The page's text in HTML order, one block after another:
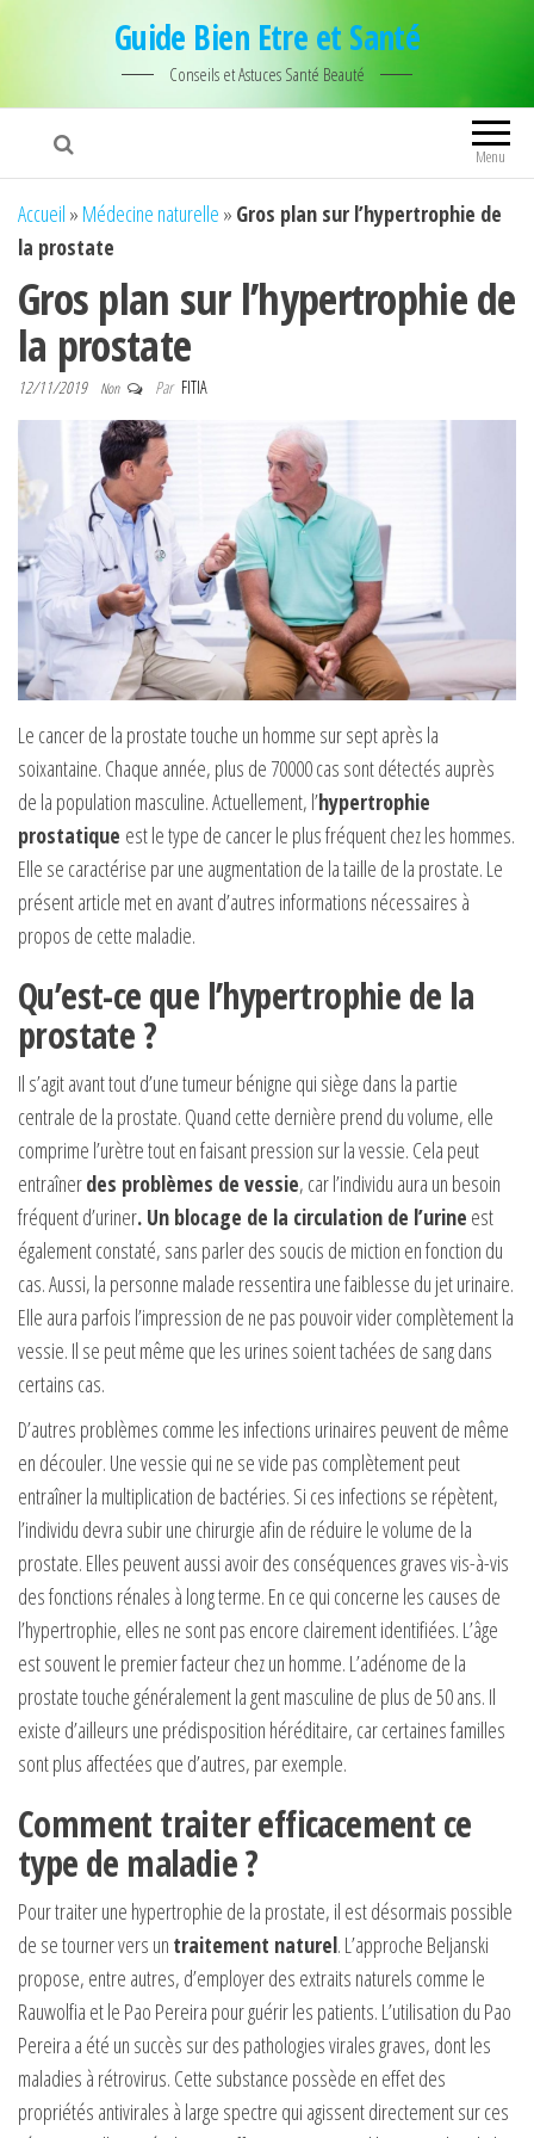
Guide Bien Etre et Santé
Conseils et Astuces Santé Beauté
Menu
Accueil » Médecine naturelle » Gros plan sur l’hypertrophie de
la prostate
Gros plan sur l’hypertrophie de
la prostate
12/11/2019 Non Par FITIA
Le cancer de la prostate touche un homme sur sept après la
soixantaine. Chaque année, plus de 70000 cas sont détectés auprès
de la population masculine. Actuellement, l’hypertrophie
prostatique est le type de cancer le plus fréquent chez les hommes.
Elle se caractérise par une augmentation de la taille de la prostate. Le
présent article met en avant d’autres informations nécessaires à
propos de cette maladie.
Qu’est-ce que l’hypertrophie de la
prostate ?
Il s’agit avant tout d’une tumeur bénigne qui siège dans la partie
centrale de la prostate. Quand cette dernière prend du volume, elle
comprime l’urètre tout en faisant pression sur la vessie. Cela peut
entraînerdes problèmes de vessie, car l’individu aura un besoin
fréquent d’uriner. Un blocage de la circulation de l’urine est
également constaté, sans parler des soucis de miction en fonction du
cas. Aussi, la personne malade ressentira une faiblesse du jet urinaire.
Elle aura parfois l’impression de ne pas pouvoir vider complètement la
vessie. Il se peut même que les urines soient tachées de sang dans
certains cas.
D’autres problèmes comme les infections urinaires peuvent de même
en découler. Une vessie qui ne se vide pas complètement peut
entraîner la multiplication de bactéries. Si ces infections se répètent,
l’individu devra subir une chirurgie afin de réduire le volume de la
prostate. Elles peuvent aussi avoir des conséquences graves vis-à-vis
des fonctions rénales à long terme. En ce qui concerne les causes de
l’hypertrophie, elles ne sont pas encore clairement identifiées. L’âge
est souvent le premier facteur chez un homme. L’adénome de la
prostate touche généralement la gent masculine de plus de 50 ans. Il
existe d’ailleurs une prédisposition héréditaire, car certaines familles
sont plus affectées que d’autres, par exemple.
Comment traiter efficacement ce
type de maladie ?
Pour traiter une hypertrophie de la prostate, il est désormais possible
de se tourner vers un traitement naturel. L’approche Beljanski
propose, entre autres, d’employer des extraits naturels comme le
Rauwolfia et le Pao Pereira pour guérir les patients. L’utilisation du Pao
Pereira a été un succès sur des pathologies virales graves, dont les
maladies à rétrovirus. Cette substance possède en effet des
propriétés antivirales à large spectre qui agissent directement sur ces